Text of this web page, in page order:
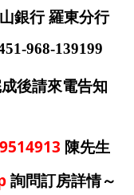
銀行 羅東分行
968-139199
後請來電告知
陳先生
詢問訂房詳情～